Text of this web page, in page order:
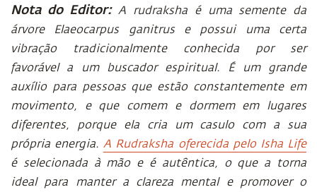
Nota do Editor:A rudraksha é uma semente da
árvore Elaeocarpus ganitrus e possui uma certa
vibração tradicionalmente conhecida por ser
favorável a um buscador espiritual. É um grande
auxílio para pessoas que estão constantemente em
movimento, e que comem e dormem em lugares
diferentes, porque ela cria um casulo com a sua
própria energia.A Rudraksha oferecida pelo Isha Life
é selecionada à mão e é autêntica, o que a torna
ideal para manter a clareza mental e promover o